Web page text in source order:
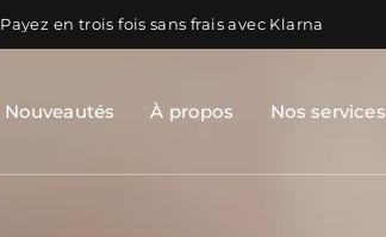
Payez en trois fois sans frais avec Klarna
Nouveautés À propos Nos services